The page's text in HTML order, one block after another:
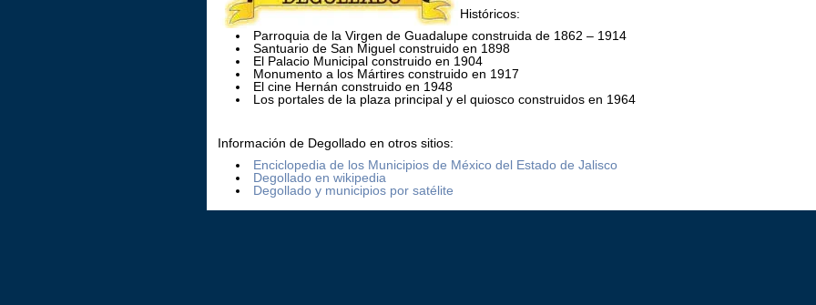
Históricos:
Parroquia de la Virgen de Guadalupe construida de 1862 – 1914
Santuario de San Miguel construido en 1898
El Palacio Municipal construido en 1904
Monumento a los Mártires construido en 1917
El cine Hernán construido en 1948
Los portales de la plaza principal y el quiosco construidos en 1964
Información de Degollado en otros sitios:
Enciclopedia de los Municipios de México del Estado de Jalisco
Degollado en wikipedia
Degollado y municipios por satélite